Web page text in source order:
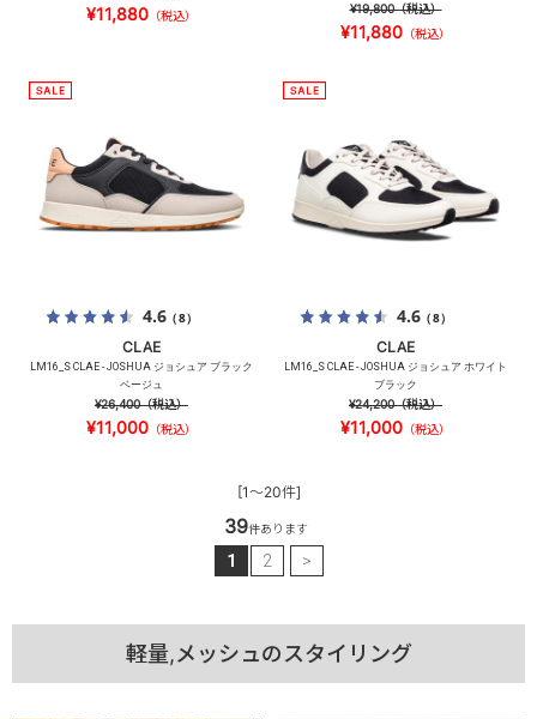
¥11,880 （税込） ¥19,800（税込）
¥11,880 （税込）
4.6（8）
CLAE
LM16_S CLAE - JOSHUA ジョシュア ブラック
ベージュ
¥26,400（税込）
¥11,000 （税込）
4.6（8）
CLAE
LM16_S CLAE - JOSHUA ジョシュア ホワイト
ブラック
¥24,200（税込）
¥11,000 （税込）
[1～20件]
39件あります
1 2 >
軽量,メッシュのスタイリング